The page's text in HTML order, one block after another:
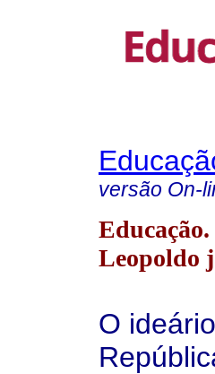
versão On-
Leopoldo
O